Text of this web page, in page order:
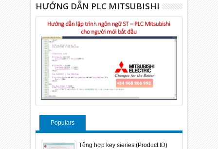
HƯỚNG DẪN PLC MITSUBISHI
Populars
Tổng hợp key sieries (Product ID)